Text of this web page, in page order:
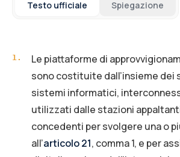
Testo ufficiale Spiegazione
1.
Le piattaforme di
sono costituite dall’insieme dei
sistemi informatici,
utilizzati dalle stazioni
concedenti per svolgere una o
all’articolo 21, comma 1, e per